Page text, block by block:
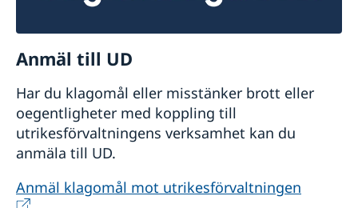
Anmäl till UD
Har du klagomål eller misstänker brott eller
oegentligheter med koppling till
utrikesförvaltningens verksamhet kan du
anmäla till UD.
Anmäl klagomål mot utrikesförvaltningen